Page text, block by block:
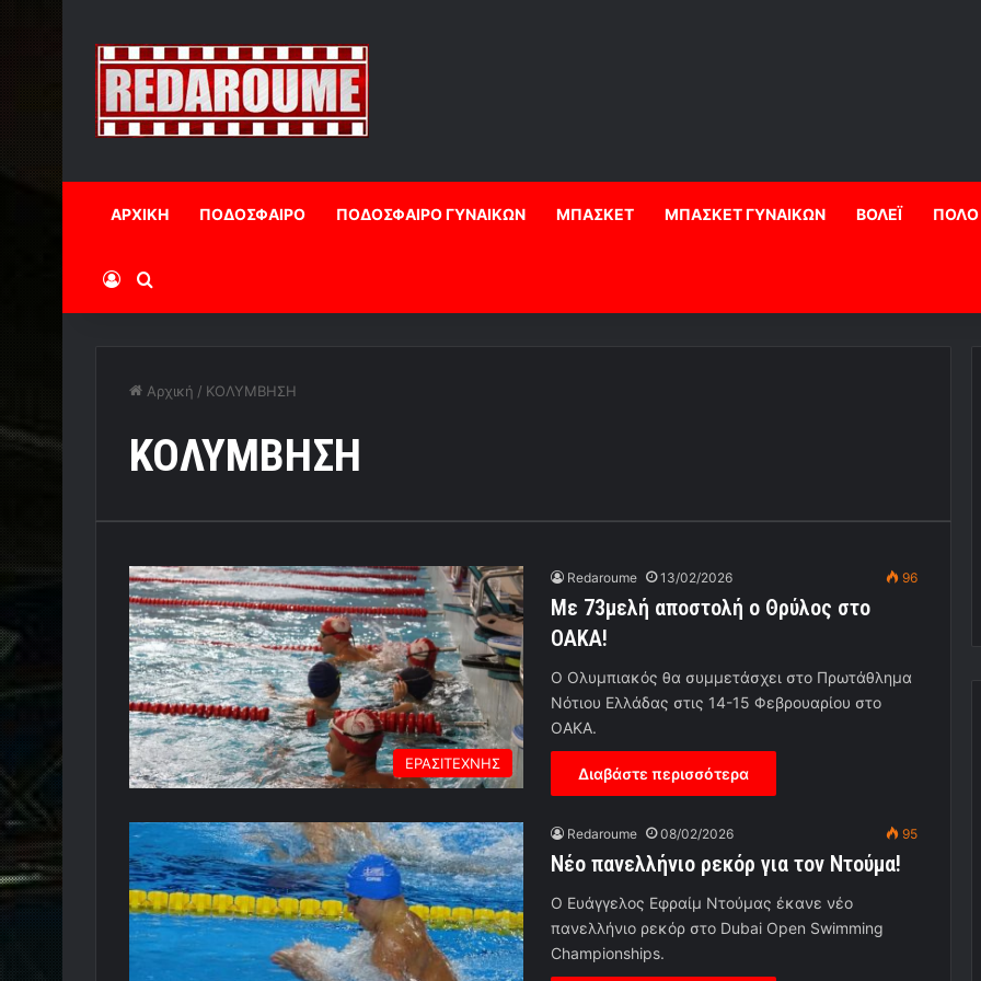
ΑΡΧΙΚΗ ΠΟΔΟΣΦΑΙΡΟ ΠΟΔΟΣΦΑΙΡΟ ΓΥΝΑΙΚΩΝ ΜΠΑΣΚΕΤ ΜΠΑΣΚΕΤ ΓΥΝΑΙΚΩΝ ΒΟΛΕΪ ΠΟΛΟ
Log InΑναζήτηση
Αρχική / ΚΟΛΥΜΒΗΣΗ
ΚΟΛΥΜΒΗΣΗ
ΕΡΑΣΙΤΕΧΝΗΣ
Redaroume 13/02/2026 96
Με 73μελή αποστολή ο Θρύλος στο
ΟΑΚΑ!
Ο Ολυμπιακός θα συμμετάσχει στο Πρωτάθλημα
Νότιου Ελλάδας στις 14-15 Φεβρουαρίου στο
ΟΑΚΑ.
Διαβάστε περισσότερα
Redaroume 08/02/2026 95
Νέο πανελλήνιο ρεκόρ για τον Ντούμα!
Ο Ευάγγελος Εφραίμ Ντούμας έκανε νέο
πανελλήνιο ρεκόρ στο Dubai Open Swimming
Championships.